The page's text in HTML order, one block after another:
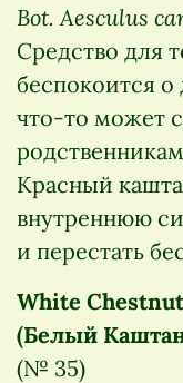
Bot. Aesculus
Средство для
беспокоится о
что-то может
Красный
внутреннюю
и перестать
White Chestnut
(Белый
(№ 35)